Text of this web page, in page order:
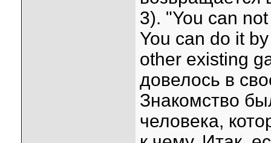
3). "You can
You can do it
other existing
довелось в
Знакомство
человека,